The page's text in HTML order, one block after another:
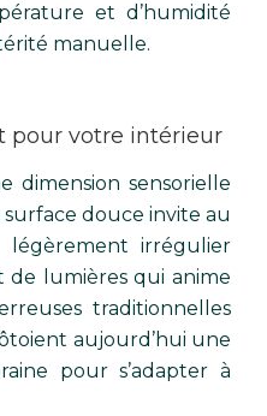
et d’humidité
manuelle.
pour votre intérieur
dimension sensorielle
surface douce invite au
irrégulier
de lumières qui anime
traditionnelles
aujourd’hui une
pour s’adapter à